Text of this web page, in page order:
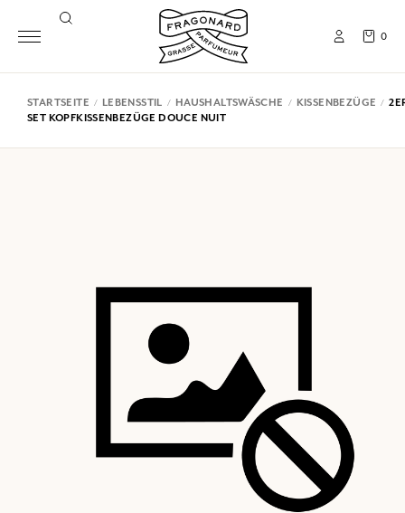
0
STARTSEITE LEBENSSTIL HAUSHALTSWÄSCHE KISSENBEZÜGE
SET KOPFKISSENBEZÜGE DOUCE NUIT